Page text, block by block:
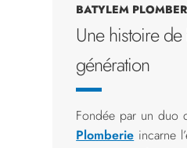
BATYLEM
Une histoire
génération
Fondée par un duo
Plomberie incarne